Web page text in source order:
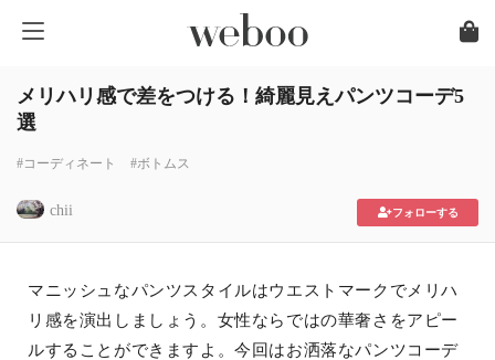
メリハリ感で差をつける！綺麗見えパンツコーデ5
選
#コーディネート #ボトムス
chii フォローする
マニッシュなパンツスタイルはウエストマークでメリハ
リ感を演出しましょう。女性ならではの華奢さをアピー
ルすることができますよ。今回はお洒落なパンツコーデ